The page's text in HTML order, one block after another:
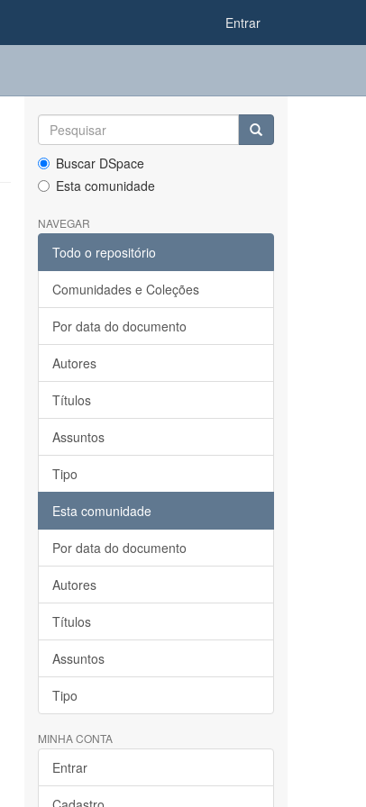
Entrar
Buscar DSpace
Esta comunidade
NAVEGAR
Todo o repositório
Comunidades e Coleções
Por data do documento
Autores
Títulos
Assuntos
Tipo
Esta comunidade
Por data do documento
Autores
Títulos
Assuntos
Tipo
MINHA CONTA
Entrar